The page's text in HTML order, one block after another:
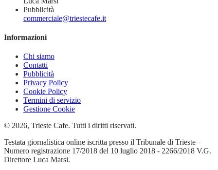
Pubblicità
commerciale@triestecafe.it
Informazioni
Chi siamo
Contatti
Pubblicità
Privacy Policy
Cookie Policy
Termini di servizio
Gestione Cookie
© 2026, Trieste Cafe. Tutti i diritti riservati.
Testata giornalistica online iscritta presso il Tribunale di Trieste –
Numero registrazione 17/2018 del 10 luglio 2018 - 2266/2018 V.G.
Direttore Luca Marsi.